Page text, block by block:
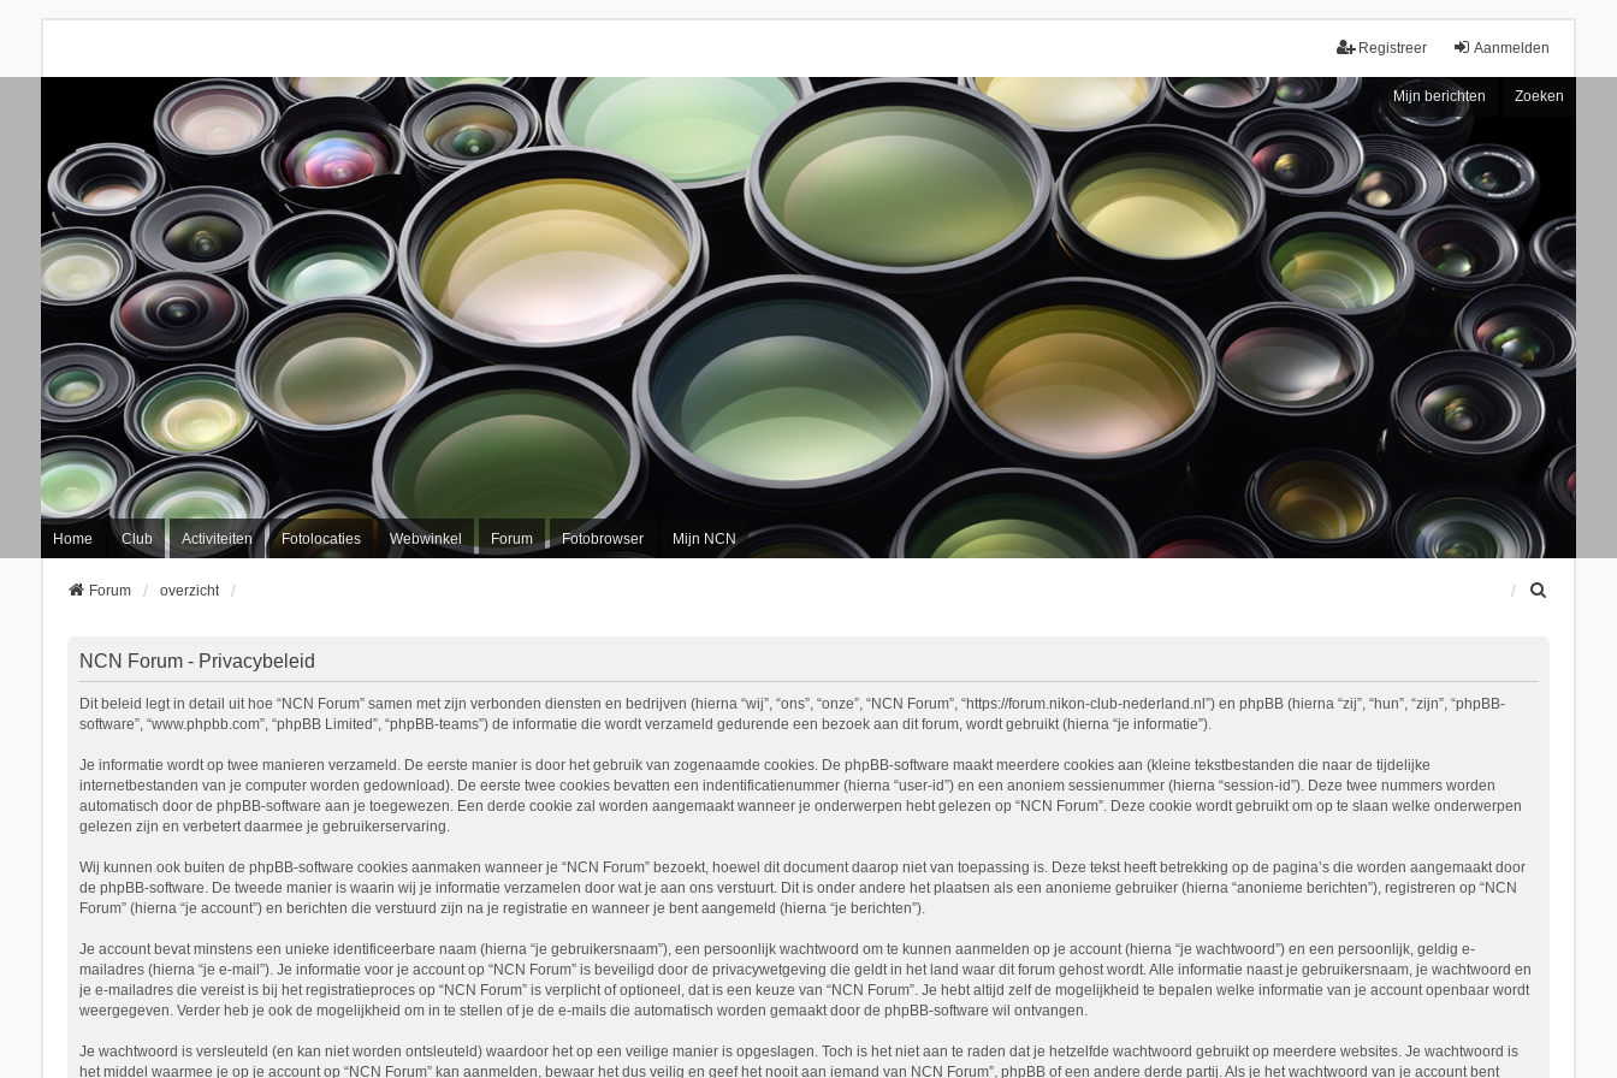
Aanmelden
Registreer
Mijn berichten Zoeken
Home Club Activiteiten Fotolocaties Webwinkel Forum Fotobrowser Mijn NCN
Forum overzicht
NCN Forum - Privacybeleid
Dit beleid legt in detail uit hoe “NCN Forum” samen met zijn verbonden diensten en bedrijven (hierna “wij”, “ons”, “onze”, “NCN Forum”, “https://forum.nikon-club-nederland.nl”) en phpBB (hierna “zij”, “hun”, “zijn”, “phpBB-
software”, “www.phpbb.com”, “phpBB Limited”, “phpBB-teams”) de informatie die wordt verzameld gedurende een bezoek aan dit forum, wordt gebruikt (hierna “je informatie”).
Je informatie wordt op twee manieren verzameld. De eerste manier is door het gebruik van zogenaamde cookies. De phpBB-software maakt meerdere cookies aan (kleine tekstbestanden die naar de tijdelijke
internetbestanden van je computer worden gedownload). De eerste twee cookies bevatten een indentificatienummer (hierna “user-id”) en een anoniem sessienummer (hierna “session-id”). Deze twee nummers worden
automatisch door de phpBB-software aan je toegewezen. Een derde cookie zal worden aangemaakt wanneer je onderwerpen hebt gelezen op “NCN Forum”. Deze cookie wordt gebruikt om op te slaan welke onderwerpen
gelezen zijn en verbetert daarmee je gebruikerservaring.
Wij kunnen ook buiten de phpBB-software cookies aanmaken wanneer je “NCN Forum” bezoekt, hoewel dit document daarop niet van toepassing is. Deze tekst heeft betrekking op de pagina’s die worden aangemaakt door
de phpBB-software. De tweede manier is waarin wij je informatie verzamelen door wat je aan ons verstuurt. Dit is onder andere het plaatsen als een anonieme gebruiker (hierna “anonieme berichten”), registreren op “NCN
Forum” (hierna “je account”) en berichten die verstuurd zijn na je registratie en wanneer je bent aangemeld (hierna “je berichten”).
Je account bevat minstens een unieke identificeerbare naam (hierna “je gebruikersnaam”), een persoonlijk wachtwoord om te kunnen aanmelden op je account (hierna “je wachtwoord”) en een persoonlijk, geldig e-
mailadres (hierna “je e-mail”). Je informatie voor je account op “NCN Forum” is beveiligd door de privacywetgeving die geldt in het land waar dit forum gehost wordt. Alle informatie naast je gebruikersnaam, je wachtwoord en
je e-mailadres die vereist is bij het registratieproces op “NCN Forum” is verplicht of optioneel, dat is een keuze van “NCN Forum”. Je hebt altijd zelf de mogelijkheid te bepalen welke informatie van je account openbaar wordt
weergegeven. Verder heb je ook de mogelijkheid om in te stellen of je de e-mails die automatisch worden gemaakt door de phpBB-software wil ontvangen.
Je wachtwoord is versleuteld (en kan niet worden ontsleuteld) waardoor het op een veilige manier is opgeslagen. Toch is het niet aan te raden dat je hetzelfde wachtwoord gebruikt op meerdere websites. Je wachtwoord is
het middel waarmee je op je account op “NCN Forum” kan aanmelden, bewaar het dus veilig en geef het nooit aan iemand van NCN Forum”, phpBB of een andere derde partij. Als je het wachtwoord van je account bent